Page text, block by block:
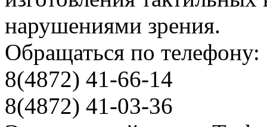
нарушениями зрения.
Обращаться по телефону:
8(4872) 41-66-14
8(4872) 41-03-36